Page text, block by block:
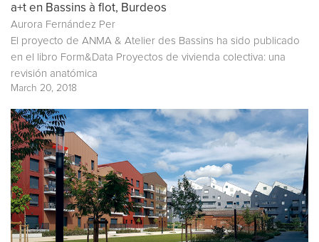
a+t en Bassins à flot, Burdeos
Aurora Fernández Per
El proyecto de ANMA & Atelier des Bassins ha sido publicado
en el libro Form&Data Proyectos de vivienda colectiva: una
revisión anatómica
March 20, 2018